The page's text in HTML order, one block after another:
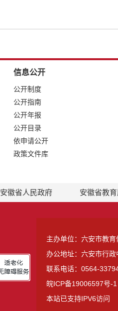
信息公开
公开制度
公开指南
公开年报
公开目录
依申请公开
政策文件库
安徽省人民政府 安徽省教
主办单位：六安市教育
办公地址：六安市行
联系电话：0564-
皖ICP备19006597号-1
本站已支持IPV6访问